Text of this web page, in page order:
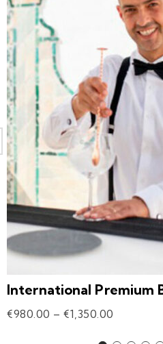
International Premium
€980.00 – €1,350.00